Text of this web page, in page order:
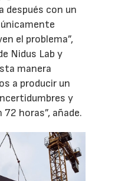
después con un
el problema”,
Nidus Lab y
manera
a producir un
y
horas”, añade.